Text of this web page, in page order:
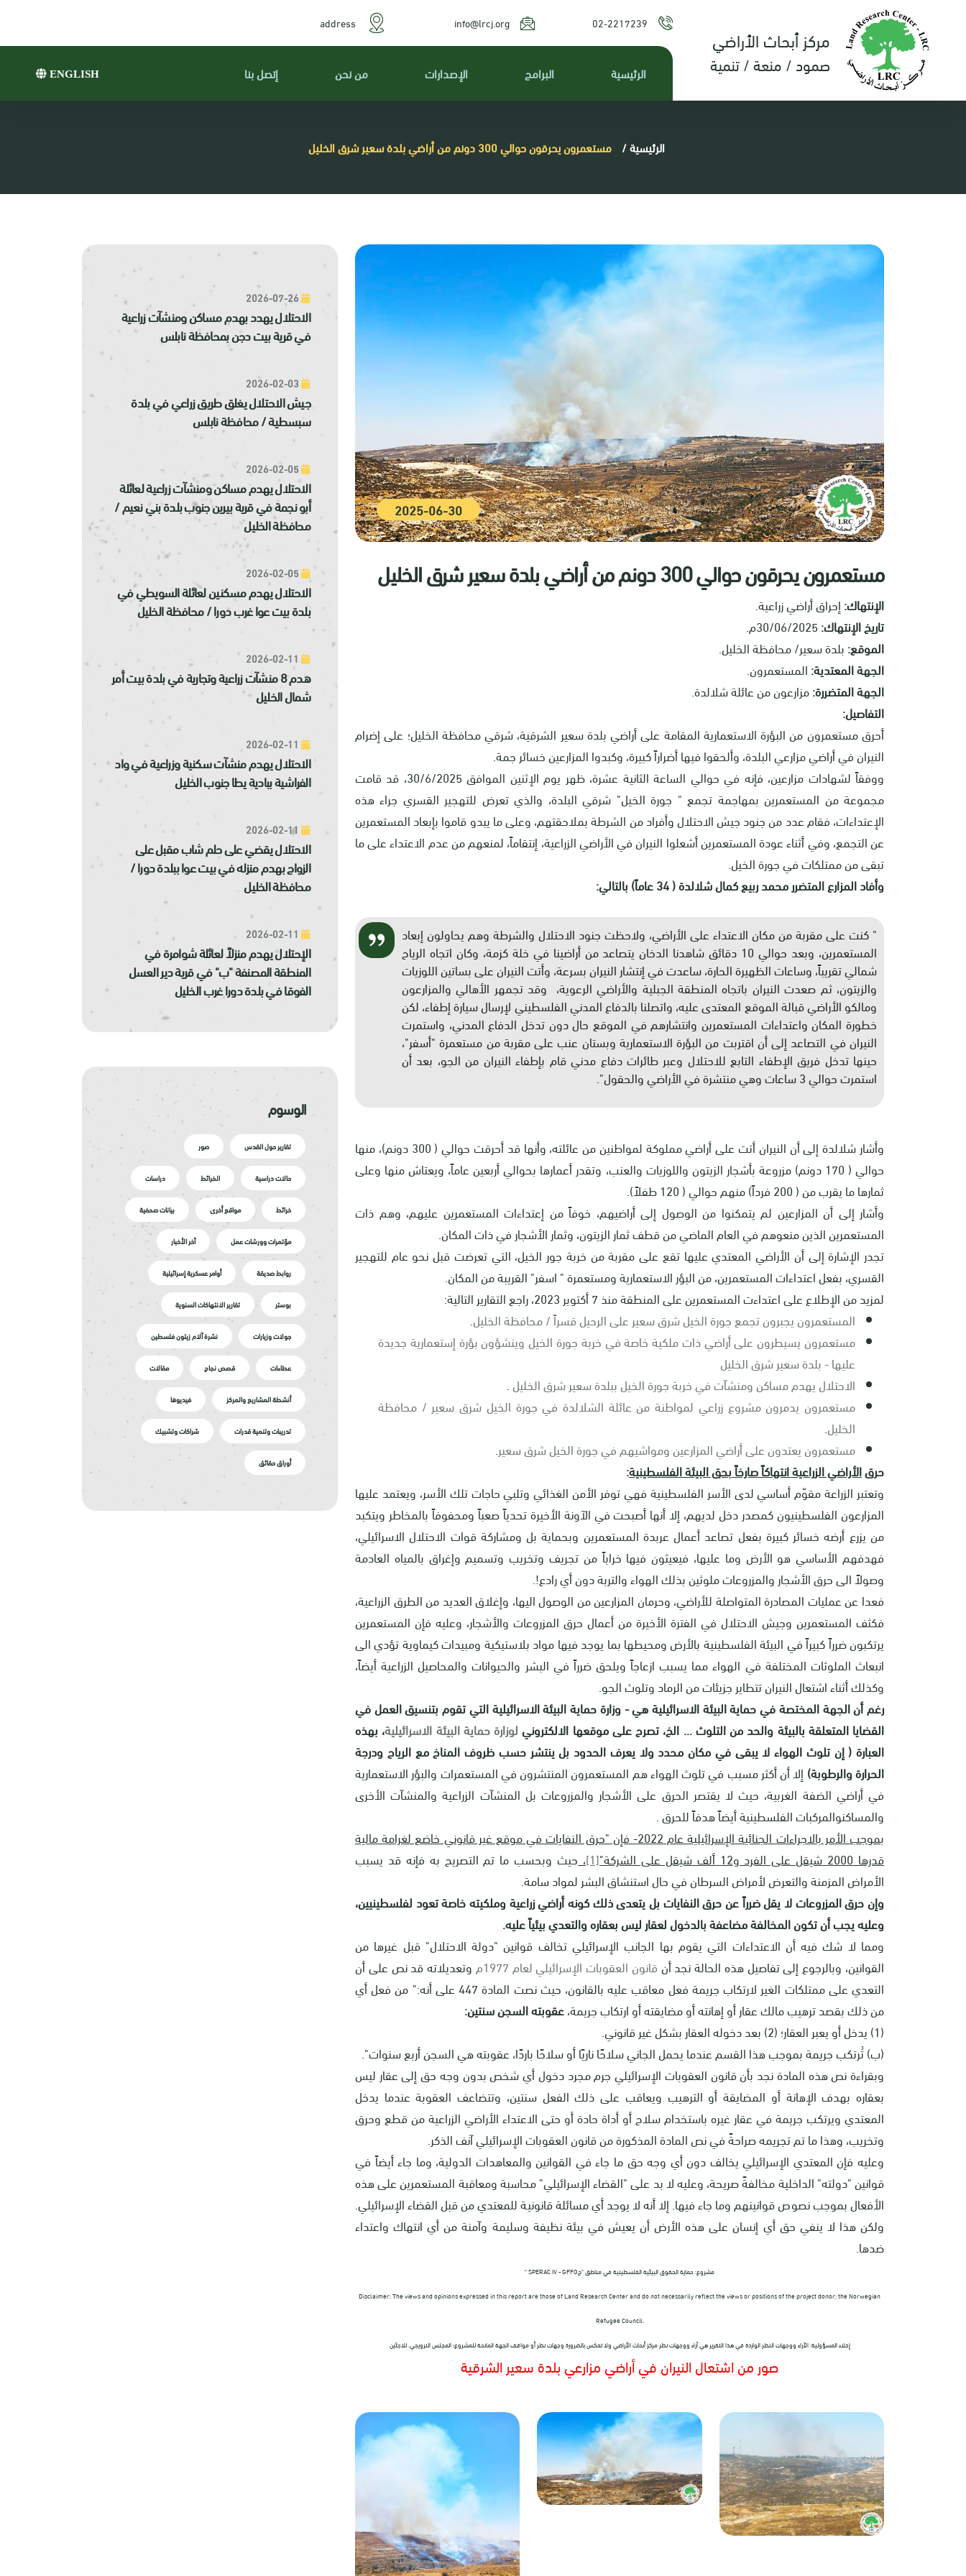
مركز أبحاث الأراضي
صمود / منعة / تنمية
02-2217239
info@lrcj.org
address
الرئيسية البرامج الإصدارات من نحن إتصل بنا ENGLISH
الرئيسية/ مستعمرون يحرقون حوالي 300 دونم من أراضي بلدة سعير شرق الخليل
2025-06-30
مستعمرون يحرقون حوالي 300 دونم من أراضي بلدة سعير شرق الخليل
الإنتهاك:إحراق أراضي زراعية.
تاريخ الإنتهاك:
الموقع:بلدة سعير/ محافظة الخليل.
الجهة المعتدية:المستعمرون.
الجهة المتضررة:مزارعون من عائلة شلالدة.
التفاصيل:
أحرق مستعمرون من البؤرة الاستعمارية المقامة على أراضي بلدة سعير الشرقية، شرقي محافظة الخليل؛ على إضرام
النيران في أراضي مزارعي البلدة، وألحقوا فيها أضراراً كبيرة، وكبدوا المزارعين خسائر جمة.
ووفقاً لشهادات مزارعين، فإنه في حوالي الساعة الثانية عشرة، ظهر يوم الإثنين الموافق 30/6/2025، قد قامت
مجموعة من المستعمرين بمهاجمة تجمع " جورة الخيل" شرقي البلدة، والذي تعرض للتهجير القسري جراء هذه
الإعتداءات، فقام عدد من جنود جيش الاحتلال وأفراد من الشرطة بملاحقتهم، وعلى ما يبدو قاموا بإبعاد المستعمرين
عن التجمع، وفي أثناء عودة المستعمرين أشعلوا النيران في الأراضي الزراعية، إنتقاماً، لمنعهم من عدم الاعتداء على ما
تبقى من ممتلكات في جورة الخيل.
وأفاد المزارع المتضرر محمد ربيع كمال شلالدة ( 34 عاماً) بالتالي:
" كنت على مقربة من مكان الاعتداء على الأراضي، ولاحظت جنود الاحتلال والشرطة وهم يحاولون إبعاد
المستعمرين، وبعد حوالي 10 دقائق شاهدنا الدخان يتصاعد من أراضينا في خلة كزمة، وكان اتجاه الرياح
شمالي تقريباً، وساعات الظهيرة الحارة، ساعدت في إنتشار النيران بسرعة، وأتت النيران على بساتين اللوزيات
والزيتون، ثم صعدت النيران باتجاه المنطقة الجبلية والأراضي الرعوية، وقد تجمهر الأهالي والمزارعون
ومالكو الأراضي قبالة الموقع المعتدى عليه، واتصلنا بالدفاع المدني الفلسطيني لإرسال سيارة إطفاء، لكن
خطورة المكان واعتداءات المستعمرين وانتشارهم في الموقع حال دون تدخل الدفاع المدني، واستمرت
النيران في التصاعد إلى أن اقتربت من البؤرة الاستعمارية وبستان عنب على مقربة من مستعمرة "أسفر"،
حينها تدخل فريق الإطفاء التابع للاحتلال وعبر طائرات دفاع مدني قام بإطفاء النيران من الجو، بعد أن
استمرت حوالي 3 ساعات وهي منتشرة في الأراضي والحقول".
وأشار شلالدة إلى أن النيران أتت على أراضي مملوكة لمواطنين من عائلته، وأنها قد أحرقت حوالي ( 300 دونم)، منها
حوالي ( 170 دونم) مزروعة بأشجار الزيتون واللوزيات والعنب، وتقدر أعمارها بحوالي أربعين عاماً، ويعتاش منها وعلى
ثمارها ما يقرب من ( 200 فرداً) منهم حوالي ( 120 طفلاً).
وأشار إلى أن المزارعين لم يتمكنوا من الوصول إلى أراضيهم، خوفاً من إعتداءات المستعمرين عليهم، وهم ذات
المستعمرين الذين منعوهم في العام الماضي من قطف ثمار الزيتون، وثمار الأشجار في ذات المكان.
تجدر الإشارة إلى أن الأراضي المعتدي عليها تقع على مقربة من خربة جور الخيل، التي تعرضت قبل نحو عام للتهجير
القسري، بفعل اعتداءات المستعمرين، من البؤر الاستعمارية ومستعمرة " اسفر" القريبة من المكان.
لمزيد من الإطلاع على اعتداءت المستعمرين على المنطقة منذ 7 أكتوبر 2023، راجع التقارير التالية:
المستعمرون يجبرون تجمع جورة الخيل شرق سعير على الرحيل قسراً / محافظة الخليل.
مستعمرون يسيطرون على أراضي ذات ملكية خاصة في خربة جورة الخيل وينشؤون بؤرة إستعمارية جديدة
عليها - بلدة سعير شرق الخليل
الاحتلال يهدم مساكن ومنشآت في خربة جورة الخيل ببلدة سعير شرق الخليل.
مستعمرون يدمرون مشروع زراعي لمواطنة من عائلة الشلالدة في جورة الخيل شرق سعير / محافظة
الخليل.
مستعمرون يعتدون على أراضي المزارعين ومواشيهم في جورة الخيل شرق سعير.
حرقالأراضي الزراعية انتهاكاً صارخاً بحق البيئة الفلسطينية:
وتعتبر الزراعة مقوّم أساسي لدى الأسر الفلسطينية فهي توفر الأمن الغذائي وتلبي حاجات تلك الأسر، ويعتمد عليها
المزارعون الفلسطينيون كمصدر دخل لديهم، إلا أنها أصبحت في الآونة الأخيرة تحدياً صعباً ومحفوفاً بالمخاطر ويتكبد
من يزرع أرضه خسائر كبيرة بفعل تصاعد أعمال عربدة المستعمرين وبحماية بل ومشاركة قوات الاحتلال الاسرائيلي،
فهدفهم الأساسي هو الأرض وما عليها، فيعيثون فيها خراباً من تجريف وتخريب وتسميم وإغراق بالمياه العادمة
وصولاً الى حرق الأشجار والمزروعات ملوثين بذلك الهواء والتربة دون أي رادع!.
فعدا عن عمليات المصادرة المتواصلة للأراضي، وحرمان المزارعين من الوصول اليها، وإغلاق العديد من الطرق الزراعية،
فكثف المستعمرين وجيش الاحتلال في الفترة الأخيرة من أعمال حرق المزروعات والأشجار، وعليه فإن المستعمرين
يرتكبون ضرراً كبيراً في البيئة الفلسطينية بالأرض ومحيطها بما يوجد فيها مواد بلاستيكية ومبيدات كيماوية تؤدي الى
انبعاث الملوثات المختلفة في الهواء مما يسبب ازعاجاً ويلحق ضرراً في البشر والحيوانات والمحاصيل الزراعية أيضاً،
وكذلك أثناء اشتعال النيران تتطاير جزيئات من الرماد وتلوث الجو.
رغم أن الجهة المختصة في حماية البيئة الاسرائيلية هي - وزارة حماية البيئة الاسرائيلية التي تقوم بتنسيق العمل في
القضايا المتعلقة بالبيئة والحد من التلوث ... الخ، تصرح على موقعها الالكترونيلوزارة حماية البيئة الاسرائيلية، بهذه
العبارة ( إن تلوث الهواء لا يبقى في مكان محدد ولا يعرف الحدود بل ينتشر حسب ظروف المناخ مع الرياح ودرجة
الحرارة والرطوبة) إلا أن أكثر مسبب في تلوث الهواء هم المستعمرون المنتشرون في المستعمرات والبؤر الاستعمارية
في أراضي الضفة الغربية، حيث لا يقتصر الحرق على الأشجار والمزروعات بل المنشآت الزراعية والمنشآت الأخرى
والمساكنوالمركبات الفلسطينية أيضاً هدفاً للحرق.
بموجب الأمر بالاجراءات الجنائية الإسرائيلية عام 2022- فإن "حرق النفايات في موقع غير قانوني خاضع لغرامة مالية
قدرها 2000 شيقل على الفرد و12 ألف شيقل على الشركة"
[1]، حيث وبحسب ما تم التصريح به فإنه قد يسبب
الأمراض المزمنة والتعرض لأمراض السرطان في حال استنشاق البشر لمواد سامة.
وإن حرق المزروعات لا يقل ضرراً عن حرق النفايات بل يتعدى ذلك كونه أراضي زراعية وملكيته خاصة تعود لفلسطينيين،
وعليه يجب أن تكون المخالفة مضاعفة بالدخول لعقار ليس بعقاره والتعدي بيئياً عليه.
ومما لا شك فيه أن الاعتداءات التي يقوم بها الجانب الإسرائيلي تخالف قوانين "دولة الاحتلال" قبل غيرها من
القوانين، وبالرجوع إلى تفاصيل هذه الحالة نجد أنقانون العقوبات الإسرائيلي لعام 1977م
وتعديلاته قد نص على أن
التعدي على ممتلكات الغير لارتكاب جريمة فعل معاقب عليه بالقانون، حيث نصت المادة 447 على أنه:" من فعل أي
من ذلك بقصد ترهيب مالك عقار أو إهانته أو مضايقته أو ارتكاب جريمة،عقوبته السجن سنتين:
(1) يدخل أو يعبر العقار؛ (2) بعد دخوله العقار بشكل غير قانوني.
(ب) تُرتكب جريمة بموجب هذا القسم عندما يحمل الجاني سلاحًا ناريًا أو سلاحًا باردًا، عقوبته هي السجن أربع سنوات".
وبقراءة نص هذه المادة نجد بأن قانون العقوبات الإسرائيلي جرم مجرد دخول أي شخص بدون وجه حق إلى عقار ليس
بعقاره بهدف الإهانة أو المضايقة أو الترهيب ويعاقب على ذلك الفعل سنتين، وتتضاعف العقوبة عندما يدخل
المعتدي ويرتكب جريمة في عقار غيره باستخدام سلاح أو أداة حادة أو حتى الاعتداء الأراضي الزراعية من قطع وحرق
وتخريب، وهذا ما تم تجريمه صراحةً في نص المادة المذكورة من قانون العقوبات الإسرائيلي آنف الذكر.
وعليه فإن المعتدي الإسرائيلي يخالف دون أي وجه حق ما جاء في القوانين والمعاهدات الدولية، وما جاء أيضاً في
قوانين "دولته" الداخلية مخالفةً صريحة، وعليه لا بد على "القضاء الإسرائيلي" محاسبة ومعاقبة المستعمرين على هذه
الأفعال بموجب نصوص قوانينهم وما جاء فيها. إلا أنه لا يوجد أي مسائلة قانونية للمعتدي من قبل القضاء الإسرائيلي.
ولكن هذا لا ينفي حق أي إنسان على هذه الأرض أن يعيش في بيئة نظيفة وسليمة وآمنة من أي انتهاك واعتداء
ضدها.
مشروع: حماية الحقوق البيئية الفلسطينية في مناطق "ج" SPERAC IV - GFFO
Disclaimer: The views and opinions expressed in this report are those of Land Research Center and do not necessarily reflect the views or positions of the project donor; the Norwegian
Refugee Council.
إخلاء المسؤولية: الآراء ووجهات النظر الواردة في هذا التقرير هي آراء ووجهات نظر مركز أبحاث الأراضي ولا تعكس بالضرورة وجهات نظر أو مواقف الجهة المانحة للمشروع؛ المجلس النرويجي. للاجئين
صور من اشتعال النيران في أراضي مزارعي بلدة سعير الشرقية
الاحتلال يهدد بهدم مساكن ومنشآت زراعية
في قرية بيت دجن بمحافظة نابلس
جيش الاحتلال يغلق طريق زراعي في بلدة
سبسطية / محافظة نابلس
الاحتلال يهدم مساكن ومنشآت زراعية لعائلة
أبو نجمة في قرية بيرين جنوب بلدة بني نعيم /
محافظة الخليل
الاحتلال يهدم مسكنين لعائلة السويطي في
بلدة بيت عوا غرب دورا / محافظة الخليل
هدم 8 منشآت زراعية وتجارية في بلدة بيت أمر
شمال الخليل
الاحتلال يهدم منشآت سكنية وزراعية في واد
الفراشية ببادية يطا جنوب الخليل
الاحتلال يقضي على حلم شاب مقبل على
الزواج بهدم منزله في بيت عوا ببلدة دورا /
محافظة الخليل
الإحتلال يهدم منزلاً لعائلة شوامرة في
المنطقة المصنفة "ب" في قرية دير العسل
الفوقا في بلدة دورا غرب الخليل
الوسوم
تقارير حول القدس صور
حالات دراسية الخرائط دراسات
خرائط مواقع أخرى بيانات صحفية
مؤتمرات وورشات عمل آخر الأخبار
روابط صديقة أوامر عسكرية إسرائيلية
بوستر تقارير الانتهاكات السنوية
جولات وزيارات نشرة آلام زيتون فلسطين
عطاءات قصص نجاح مقالات
أنشطة المشاريع والمركز فيديوها
تدريبات وتنمية قدرات شراكات وتشبيك
أوراق حقائق